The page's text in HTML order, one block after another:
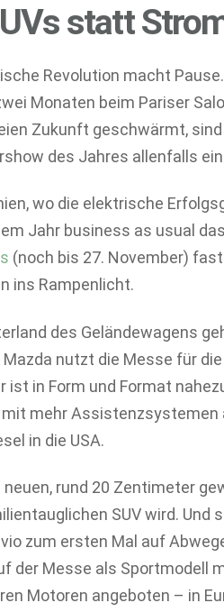
statt
Revolution macht
Monaten beim Pariser
Zukunft geschwärmt,
des Jahres allenfalls
wo die elektrische
Jahr business as usual
(noch bis 27. November)
ins Rampenlicht.
des Geländewagens
Mazda nutzt die Messe für
ist in Form und Format
mehr Assistenzsystemen
in die USA.
rund 20 Zentimeter
SUV wird. Und
zum ersten Mal auf
der Messe als Sportmodell
Motoren angeboten – in